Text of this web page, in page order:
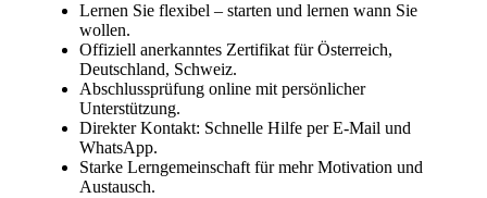
Lernen Sie flexibel – starten und lernen wann Sie
wollen.
Offiziell anerkanntes Zertifikat für Österreich,
Deutschland, Schweiz.
Abschlussprüfung online mit persönlicher
Unterstützung.
Direkter Kontakt: Schnelle Hilfe per E-Mail und
WhatsApp.
Starke Lerngemeinschaft für mehr Motivation und
Austausch.